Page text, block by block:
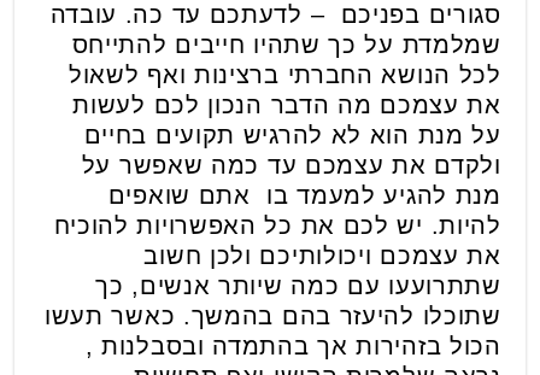
סגורים בפניכם – לדעתכם עד כה. עובדה
שמלמדת על כך שתהיו חייבים להתייחס
לכל הנושא החברתי ברצינות ואף לשאול
את עצמכם מה הדבר הנכון לכם לעשות
על מנת הוא לא להרגיש תקועים בחיים
ולקדם את עצמכם עד כמה שאפשר על
מנת להגיע למעמד בו אתם שואפים
להיות. יש לכם את כל האפשרויות להוכיח
את עצמכם ויכולותיכם ולכן חשוב
שתתרועעו עם כמה שיותר אנשים, כך
שתוכלו להיעזר בהם בהמשך. כאשר תעשו
הכול בזהירות אך בהתמדה ובסבלנות ,